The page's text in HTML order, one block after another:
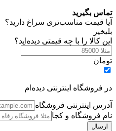
تماس بگیرید
آیا قیمت مناسب‌تری سراغ دارید؟
بلیخیر
این کالا را با چه قیمتی دیده‌اید؟
تومان
در فروشگاه اینترنتی دیده‌ام
آدرس اینترنتی فروشگاه
نام فروشگاه و کجا